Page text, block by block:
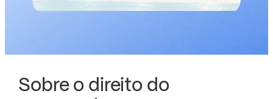
Sobre o direito do